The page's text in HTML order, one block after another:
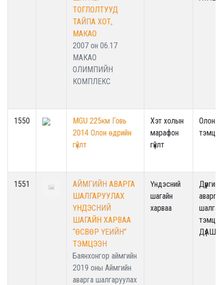
ТОГЛОЛТУУД
ТАЙПА ХОТ,
МАКАО
2007 он 06.17
МАКАО
ОЛИМПИЙН
КОМПЛЕКС
1550
MGU 225км Говь
2014 Олон өдрийн
гүйлт
Хэт холын
марафон
гүйлт
Олон
1551
АЙМГИЙН АВАРГА
ШАЛГАРУУЛАХ
ҮНДЭСНИЙ
ШАГАЙН ХАРВАА
“ӨСВӨР ҮЕИЙН”
ТЭМЦЭЭН
Баянхонгор аймгийн
2019 оны Аймгийн
аварга шалгаруулах
Үндэсний
шагайн
харваа
Дүүргийн
аварга
ДүАШТ